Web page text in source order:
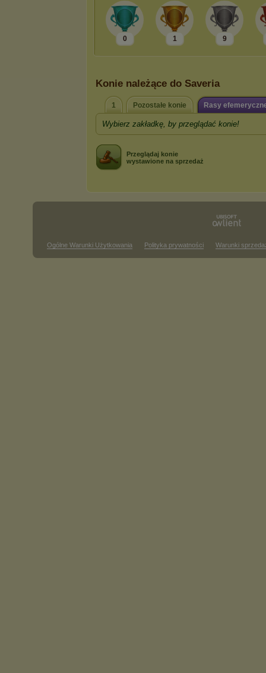
0 1 9
Konie należące do Saveria
1 Pozostałe konie Rasy
Wybierz zakładkę, by przeglądać konie!
Przeglądaj konie
wystawione na sprzedaż
Ogólne Warunki Użytkowania Polityka prywatności Warunki